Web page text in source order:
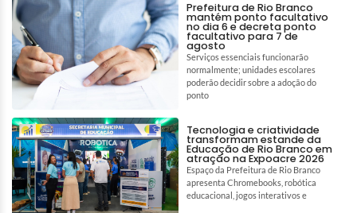
Prefeitura de Rio Branco
mantém ponto facultativo
no dia 6 e decreta ponto
facultativo para 7 de
agosto
Serviços essenciais funcionarão
normalmente; unidades escolares
poderão decidir sobre a adoção do
ponto
Tecnologia e criatividade
transformam estande da
Educação de Rio Branco em
atração na Expoacre 2026
Espaço da Prefeitura de Rio Branco
apresenta Chromebooks, robótica
educacional, jogos interativos e